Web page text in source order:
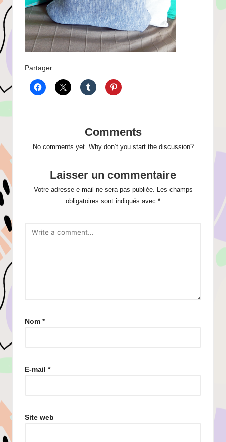
Partager :
Comments
No comments yet. Why don’t you start the discussion?
Laisser un commentaire
Votre adresse e-mail ne sera pas publiée.
Les champs
obligatoires sont indiqués avec *
Nom *
E-mail *
Site web